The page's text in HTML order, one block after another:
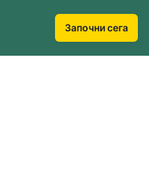
Започни сега